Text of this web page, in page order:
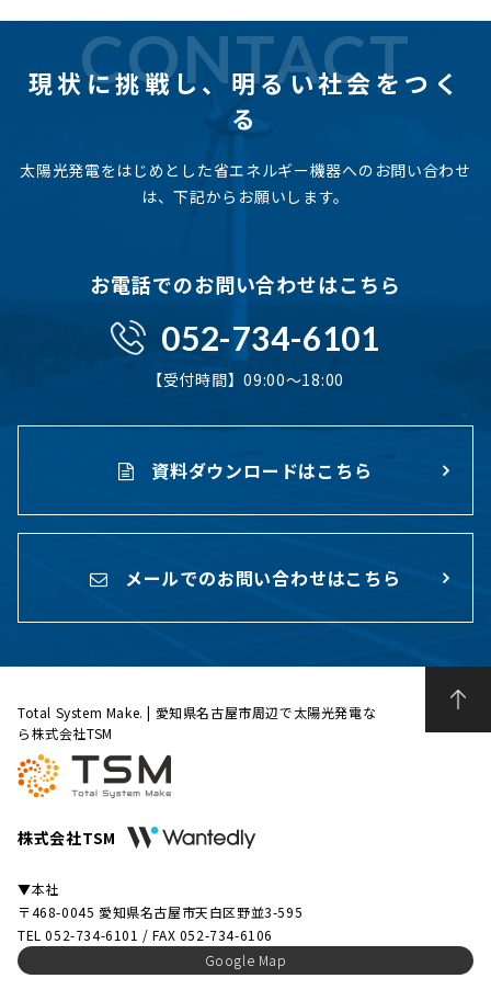
CONTACT
現状に挑戦し、明るい社会をつく
る
太陽光発電をはじめとした省エネルギー機器へのお問い合わせ
は、下記からお願いします。
お電話でのお問い合わせはこちら
052-734-6101
【受付時間】09:00〜18:00
資料ダウンロードはこちら
メールでのお問い合わせはこちら
Total System Make. | 愛知県名古屋市周辺で太陽光発電な
ら株式会社TSM
株式会社TSM
▼本社
〒468-0045 愛知県名古屋市天白区野並3-595
TEL 052-734-6101 / FAX 052-734-6106
Google Map